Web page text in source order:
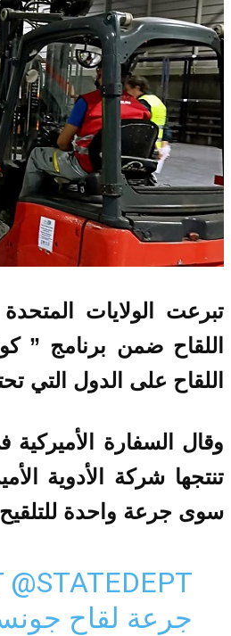
اللقاح ضمن برنامج ”
اللقاح على الدول التي
وقال السفارة
تنتجها شركة الأدوية
سوى جرعة واحدة
@STATEDEPT
جرعة لقاح جونسون كوفيد-